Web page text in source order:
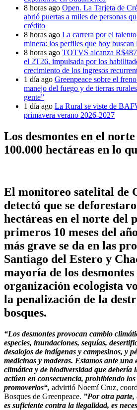
8 horas ago Open. La Tarjeta de
abrió puertas a miles de personas
crédito
8 horas ago La carrera por el
minera: los perfiles que hoy buscan
8 horas ago TOTVS alcanza
el 2T26, impulsada por los
crecimiento de los ingresos
1 día ago Greenpeace sobre el
manejo del fuego y de tierras
gente”
1 día ago La Rural se viste de
primavera verano 2026-2027
Los desmontes en el
100.000 hectáreas en lo
El monitoreo satelital de
detectó que se
hectáreas en el norte del
primeros 10 meses del
más grave se da en las
Santiago del Estero y
mayoría de los
organización ecologista
la penalización de la
bosques.
“Los desmontes provocan cambio
especies, inundaciones, sequías,
desalojos de indígenas y campesinos, y
medicinas y maderas. Estamos ante una
climática y de biodiversidad que debería
actúen en consecuencia, prohibiendo
promoverlos“, advirtió Noemí Cruz,
Bosques de Greenpeace. ”Por otra parte,
es suficiente contra la ilegalidad, es